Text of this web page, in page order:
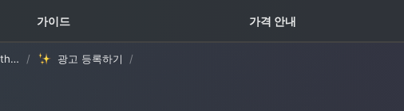
가이드 가격 안내
고객 가이드 템플릿 (with Oopy) / 광고 등록하기 /
꿀팁 TOP5